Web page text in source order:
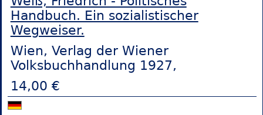
Handbuch. Ein sozialistischer
Wegweiser.
Wien, Verlag der Wiener
Volksbuchhandlung 1927,
14,00 €